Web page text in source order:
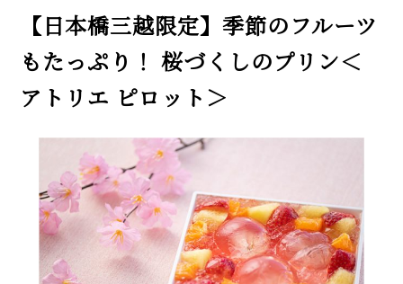
【日本橋三越限定】季節のフルーツ
もたっぷり！ 桜づくしのプリン＜
アトリエ ピロット＞